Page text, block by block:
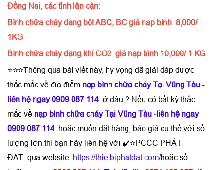
Đồng Nai, các tỉnh lân cận:
Bình chữa cháy dạng bột ABC, BC giá nạp bình 8,000/
1KG
Bình chữa cháy dạng khí CO2 giá nạp bình 10,000/ 1 KG
⭐⭐⭐Thông qua bài viết này, hy vọng đã giải đáp được
thắc mắc về địa điểm nạp bình chữa cháy Tại Vũng Tàu -
liên hệ ngay 0909 087 114 ở đâu ? Nếu có bất kỳ thắc
mắc về nạp bình chữa cháy Tại Vũng Tàu -liên hệ ngay
0909 087 114 hoặc muốn đặt hàng, báo giá cụ thể với số
lượng lớn thì bạn hãy liên hệ với ✔️⭐PCCC PHÁT
ĐẠT qua website: https://thietbiphatdat.com/hoặc số